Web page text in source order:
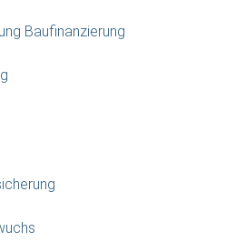
Baufinanzierung